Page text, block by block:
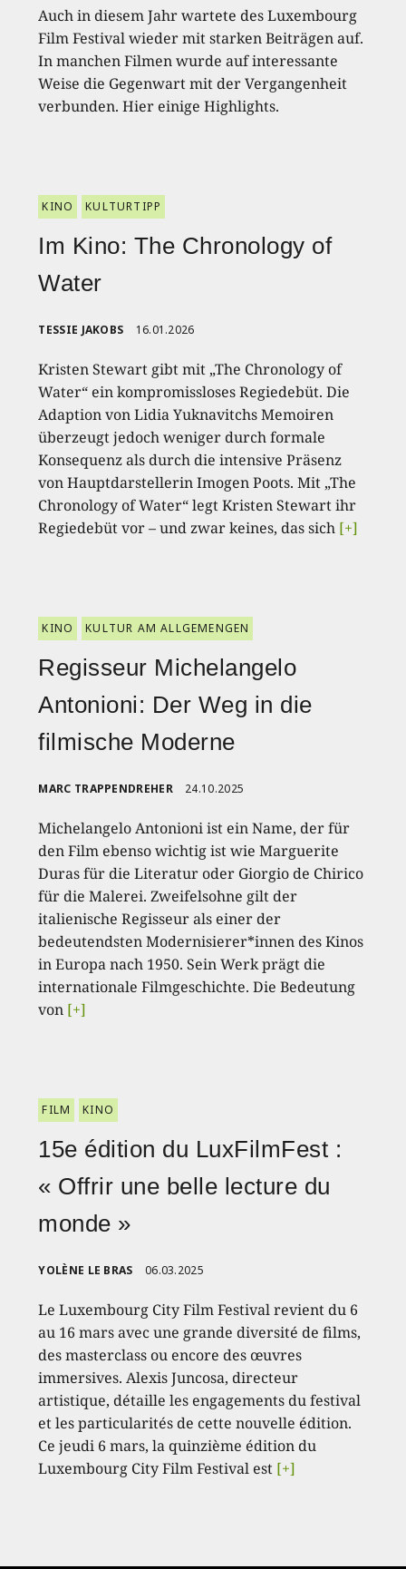
Auch in diesem Jahr wartete des Luxembourg
Film Festival wieder mit starken Beiträgen auf.
In manchen Filmen wurde auf interessante
Weise die Gegenwart mit der Vergangenheit
verbunden. Hier einige Highlights.
KINO KULTURTIPP
Im Kino: The Chronology of
Water
TESSIE JAKOBS 16.01.2026
Kristen Stewart gibt mit „The Chronology of
Water“ ein kompromissloses Regiedebüt. Die
Adaption von Lidia Yuknavitchs Memoiren
überzeugt jedoch weniger durch formale
Konsequenz als durch die intensive Präsenz
von Hauptdarstellerin Imogen Poots. Mit „The
Chronology of Water“ legt Kristen Stewart ihr
Regiedebüt vor – und zwar keines, das sich [+]
KINO KULTUR AM ALLGEMENGEN
Regisseur Michelangelo
Antonioni: Der Weg in die
filmische Moderne
MARC TRAPPENDREHER 24.10.2025
Michelangelo Antonioni ist ein Name, der für
den Film ebenso wichtig ist wie Marguerite
Duras für die Literatur oder Giorgio de Chirico
für die Malerei. Zweifelsohne gilt der
italienische Regisseur als einer der
bedeutendsten Modernisierer*innen des Kinos
in Europa nach 1950. Sein Werk prägt die
internationale Filmgeschichte. Die Bedeutung
von [+]
FILM KINO
15e édition du LuxFilmFest :
« Offrir une belle lecture du
monde »
YOLÈNE LE BRAS 06.03.2025
Le Luxembourg City Film Festival revient du 6
au 16 mars avec une grande diversité de films,
des masterclass ou encore des œuvres
immersives. Alexis Juncosa, directeur
artistique, détaille les engagements du festival
et les particularités de cette nouvelle édition.
Ce jeudi 6 mars, la quinzième édition du
Luxembourg City Film Festival est [+]